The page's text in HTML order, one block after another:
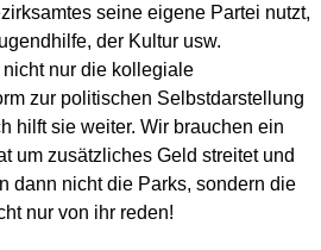
seine eigene Partei nutzt,
der Kultur usw.
nur die kollegiale
zur politischen Selbstdarstellung
hilft sie weiter. Wir brauchen ein
um zusätzliches Geld streitet und
dann nicht die Parks, sondern die
nur von ihr reden!